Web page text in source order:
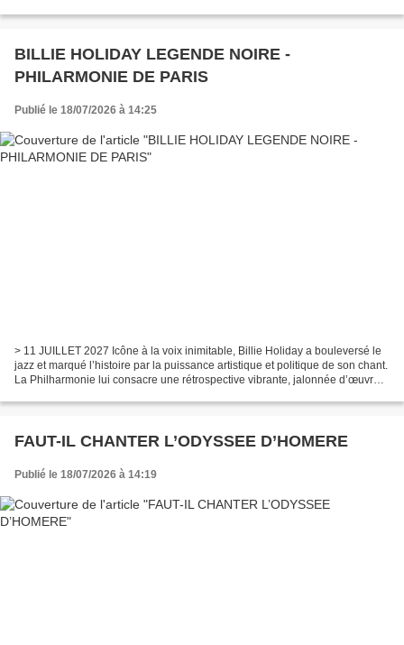
BILLIE HOLIDAY LEGENDE NOIRE -
PHILARMONIE DE PARIS
Publié le 18/07/2026 à 14:25
> 11 JUILLET 2027 Icône à la voix inimitable, Billie Holiday a bouleversé le
jazz et marqué l’histoire par la puissance artistique et politique de son chant.
La Philharmonie lui consacre une rétrospective vibrante, jalonnée d’œuvres
FAUT-IL CHANTER L’ODYSSEE D’HOMERE
Publié le 18/07/2026 à 14:19